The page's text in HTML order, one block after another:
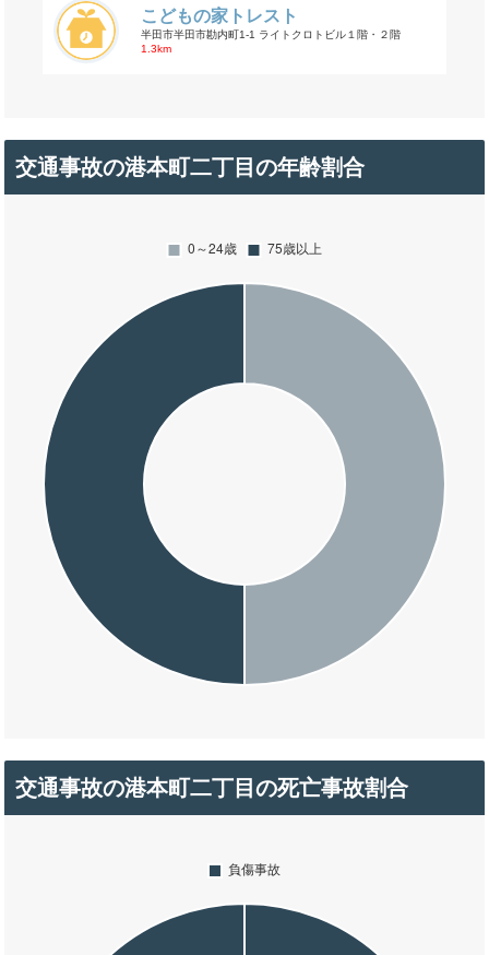
こどもの家トレスト
半田市半田市勘内町1-1 ライトクロトビル１階・２階
1.3km
交通事故の港本町二丁目の年齢割合
交通事故の港本町二丁目の死亡事故割合